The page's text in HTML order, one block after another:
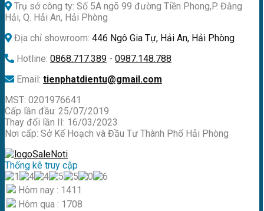
Trụ sở công ty: Số 5A ngõ 99 đường Tiền Phong,P. Đằng
Hải, Q. Hải An, Hải Phòng
Địa chỉ showroom: 446 Ngô Gia Tự, Hải An, Hải Phòng
Hotline: 0868.717.389 - 0987.148.788
Email: tienphatdientu@gmail.com
MST: 0201976641
Cấp lần đầu: 25/07/2019
Thay đổi lần II: 16/03/2023
Nơi cấp: Sở Kế Hoạch và Đầu Tư Thành Phố Hải Phòng
Thống kê truy cập
Hôm nay : 1411
Hôm qua : 1708